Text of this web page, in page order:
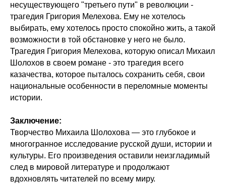
несуществующего "третьего пути" в революции -
трагедия Григория Мелехова. Ему не хотелось
выбирать, ему хотелось просто спокойно жить, а такой
возможности в той обстановке у него не было.
Трагедия Григория Мелехова, которую описал Михаил
Шолохов в своем романе - это трагедия всего
казачества, которое пыталось сохранить себя, свои
национальные особенности в переломные моменты
истории.
Заключение:
Творчество Михаила Шолохова — это глубокое и
многогранное исследование русской души, истории и
культуры. Его произведения оставили неизгладимый
след в мировой литературе и продолжают
вдохновлять читателей по всему миру.